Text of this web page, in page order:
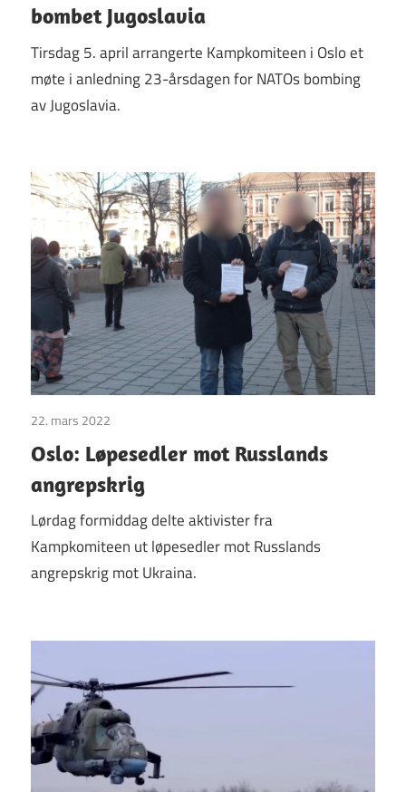
bombet Jugoslavia
Tirsdag 5. april arrangerte Kampkomiteen i Oslo et
møte i anledning 23-årsdagen for NATOs bombing
av Jugoslavia.
22. mars 2022
Oslo: Løpesedler mot Russlands
angrepskrig
Lørdag formiddag delte aktivister fra
Kampkomiteen ut løpesedler mot Russlands
angrepskrig mot Ukraina.